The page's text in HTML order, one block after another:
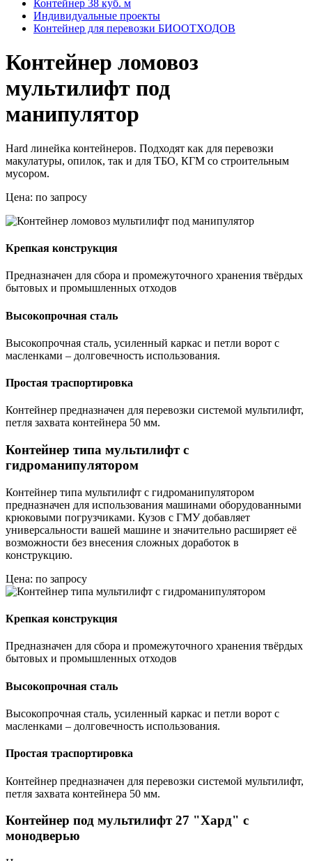
Контейнер 38 куб. м
Индивидуальные проекты
Контейнер для перевозки БИООТХОДОВ
Контейнер ломовоз
мультилифт под
манипулятор
Hard линейка контейнеров. Подходят как для перевозки
макулатуры, опилок, так и для ТБО, КГМ со строительным
мусором.
Цена: по запросу
Крепкая конструкция
Предназначен для сбора и промежуточного хранения твёрдых
бытовых и промышленных отходов
Высокопрочная сталь
Высокопрочная сталь, усиленный каркас и петли ворот с
масленками – долговечность использования.
Простая траспортировка
Контейнер предназначен для перевозки системой мультилифт,
петля захвата контейнера 50 мм.
Контейнер типа мультилифт с
гидроманипулятором
Контейнер типа мультилифт с гидроманипулятором
предназначен для использования машинами оборудованными
крюковыми погрузчиками. Кузов с ГМУ добавляет
универсальности вашей машине и значительно расширяет её
возможности без внесения сложных доработок в
конструкцию.
Цена: по запросу
Крепкая конструкция
Предназначен для сбора и промежуточного хранения твёрдых
бытовых и промышленных отходов
Высокопрочная сталь
Высокопрочная сталь, усиленный каркас и петли ворот с
масленками – долговечность использования.
Простая траспортировка
Контейнер предназначен для перевозки системой мультилифт,
петля захвата контейнера 50 мм.
Контейнер под мультилифт 27 "Хард" с
монодверью